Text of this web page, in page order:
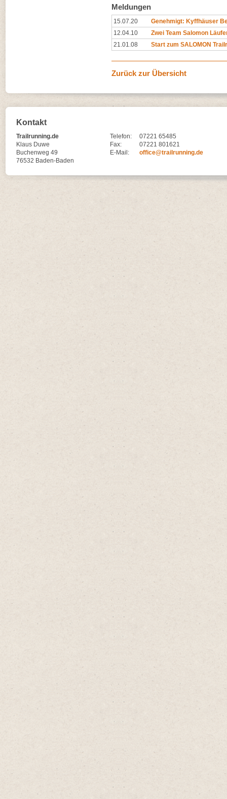
Meldungen
15.07.20
Genehmigt: Kyffhäuser
12.04.10
Zwei Team Salomon
21.01.08
Start zum SALOMON
Zurück zur Übersicht
Kontakt
Trailrunning.de
Klaus Duwe
Buchenweg 49
76532 Baden-Baden
Telefon:
07221 65485
Fax:
07221 801621
E-Mail:
office@trailrunning.de